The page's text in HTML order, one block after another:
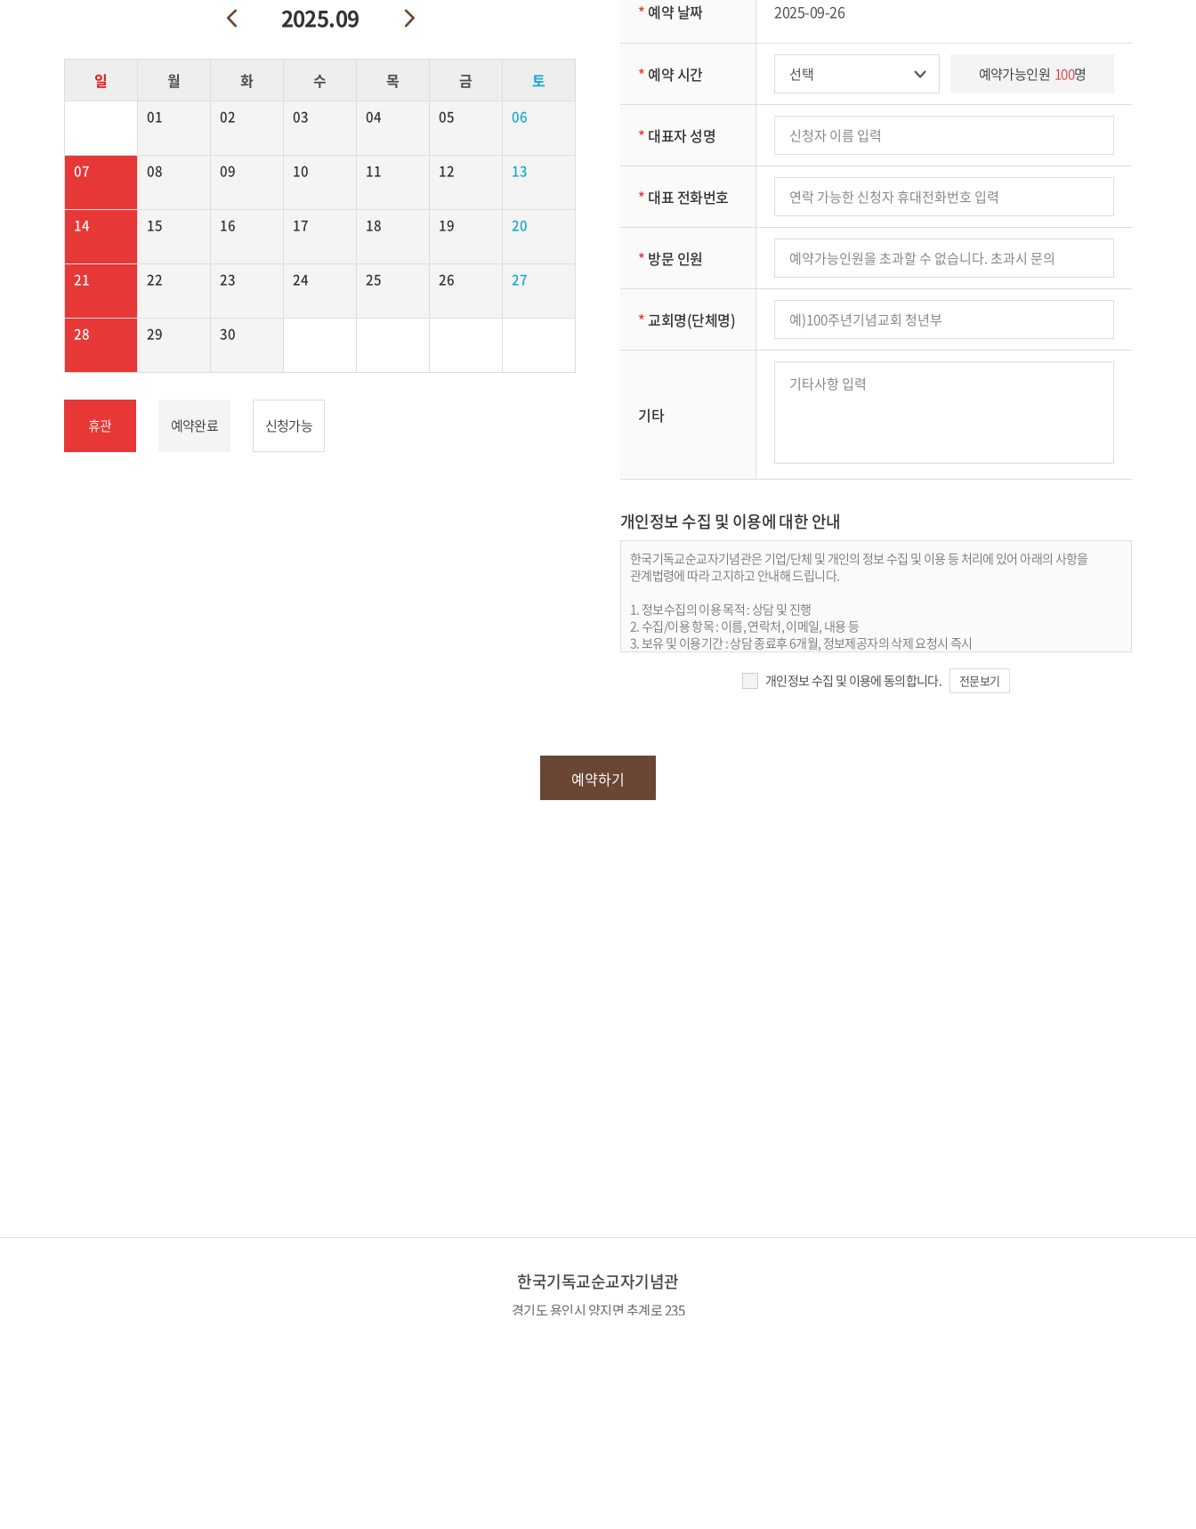
2025.09
일 월 화 수 목 금 토
01 02 03 04 05 06
07 08 09 10 11 12 13
14 15 16 17 18 19 20
21 22 23 24 25 26 27
28 29 30
휴관 예약완료 신청가능
* 예약 날짜 2025-09-26
* 예약 시간 예약가능인원 100명
* 대표자 성명
* 대표 전화번호
* 방문 인원
*교회명(단체명)
기타
개인정보 수집 및 이용에 대한 안내
한국기독교순교자기념관은 기업/단체 및 개인의 정보 수집 및 이용 등 처리에 있어 아래의 사항을
관계법령에 따라 고지하고 안내해 드립니다.
1. 정보수집의 이용 목적 : 상담 및 진행
2. 수집/이용 항목 : 이름, 연락처, 이메일, 내용 등
3. 보유 및 이용기간 : 상담 종료후 6개월, 정보제공자의 삭제 요청시 즉시
개인정보 수집 및 이용에 동의합니다.
전문보기
한국기독교순교자기념관
경기도 용인시 양지면 추계로 235